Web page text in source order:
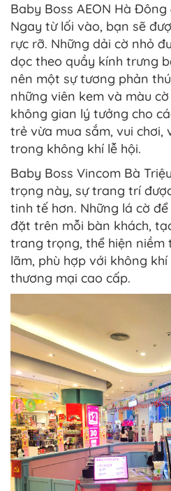
Baby Boss AEON Hà Đông
Ngay từ lối vào, bạn sẽ
rực rỡ. Những dải cờ nhỏ
dọc theo quầy kính trưng
nên một sự tương phản
những viên kem và màu
không gian lý tưởng cho
trẻ vừa mua sắm, vui chơi,
trong không khí lễ hội.
Baby Boss Vincom Bà
trọng này, sự trang trí
tinh tế hơn. Những lá cờ
đặt trên mỗi bàn khách,
trang trọng, thể hiện niềm
lãm, phù hợp với không
thương mại cao cấp.